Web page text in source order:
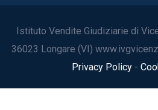
Istituto Vendite Giudiziarie di
36023 Longare (VI)
Privacy Policy -